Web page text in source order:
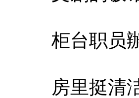
柜台职员
房里挺清